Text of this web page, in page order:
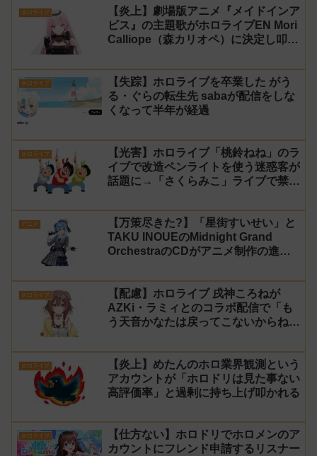
ホロライブ
【炎上】劇場版アニメ『メイドインア
ビス』の主題歌がホロライブEN Mori
Calliope（森カリオペ）に決定し叩か
ホロライブ
【失踪】ホロライブを卒業した がう
る・ぐらの転生先 sabaが配信をしな
くなって半年が経過
ホロライブ
【光害】ホロライブ「桃鈴ねね」のラ
イブで改造ペンライトを使う迷惑客が
話題に→「さくらみこ」ライブで禁止
アニメ
【万策尽きた?】「星街すいせい」と
TAKU INOUEのMidnight Grand
OrchestraのCDがアニメ制作の進行
ホロライブ
【配慮】ホロライブ 戌神ころねが
AZKi・ラミィとのコラボ配信で「も
う天音かなたは戻ってこないからね」
ホロライブ
【炎上】めたんのホロ業界観測という
アカウントが「ホロドリは見た事ない
高評価率」と過剰に持ち上げ叩かれる
ホロライブ
【仕方ない】ホロドリでホロメンのア
カウントにフレンド申請するリスナー